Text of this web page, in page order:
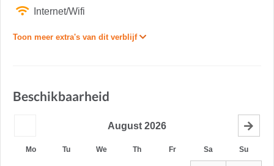
Internet/Wifi
Toon meer extra's van dit verblijf
Beschikbaarheid
August 2026
Mo Tu We Th Fr Sa Su